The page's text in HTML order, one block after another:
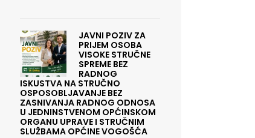
JAVNI POZIV ZA
PRIJEM OSOBA
VISOKE STRUČNE
SPREME BEZ
RADNOG
ISKUSTVA NA STRUČNO
OSPOSOBLJAVANJE BEZ
ZASNIVANJA RADNOG ODNOSA
U JEDNINSTVENOM OPĆINSKOM
ORGANU UPRAVE I STRUČNIM
SLUŽBAMA OPĆINE VOGOŠĆA